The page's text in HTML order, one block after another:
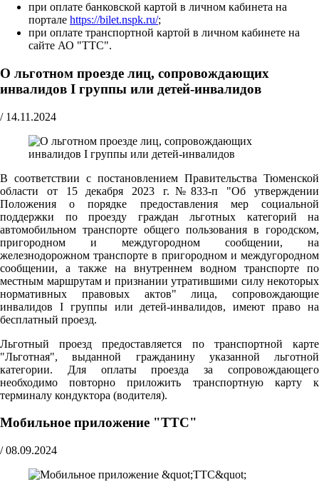
при оплате банковской картой в личном кабинета на
портале https://bilet.nspk.ru/;
при оплате транспортной картой в личном кабинете на
сайте АО "ТТС".
О льготном проезде лиц, сопровождающих
инвалидов I группы или детей-инвалидов
/ 14.11.2024
В соответствии с постановлением Правительства Тюменской
области от 15 декабря 2023 г.№833-п "Об утверждении
Положения о порядке предоставления мер социальной
поддержки по проезду граждан льготных категорий на
автомобильном транспорте общего пользования в городском,
пригородном и междугородном сообщении, на
железнодорожном транспорте в пригородном и междугородном
сообщении, а также на внутреннем водном транспорте по
местным маршрутам и признании утратившими силу некоторых
нормативных правовых актов" лица, сопровождающие
инвалидов I группы или детей-инвалидов, имеют право на
бесплатный проезд.
Льготный проезд предоставляется по транспортной карте
"Льготная", выданной гражданину указанной льготной
категории. Для оплаты проезда за сопровождающего
необходимо повторно приложить транспортную карту к
терминалу кондуктора (водителя).
Мобильное приложение "ТТС"
/ 08.09.2024